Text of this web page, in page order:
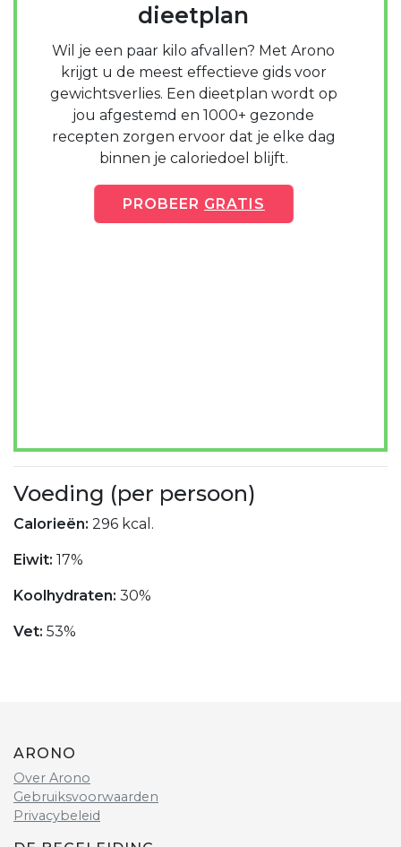
dieetplan
Wil je een paar kilo afvallen? Met Arono
krijgt u de meest effectieve gids voor
gewichtsverlies. Een dieetplan wordt op
jou afgestemd en 1000+ gezonde
recepten zorgen ervoor dat je elke dag
binnen je caloriedoel blijft.
PROBEER GRATIS
Voeding (per persoon)
Calorieën: 296 kcal.
Eiwit: 17%
Koolhydraten: 30%
Vet: 53%
ARONO
Over Arono
Gebruiksvoorwaarden
Privacybeleid